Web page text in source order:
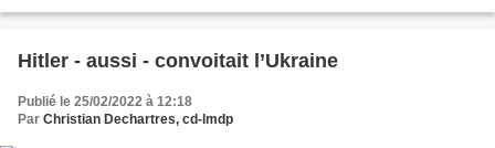
Hitler - aussi - convoitait l’Ukraine
Publié le 25/02/2022 à 12:18
Par Christian Dechartres, cd-lmdp